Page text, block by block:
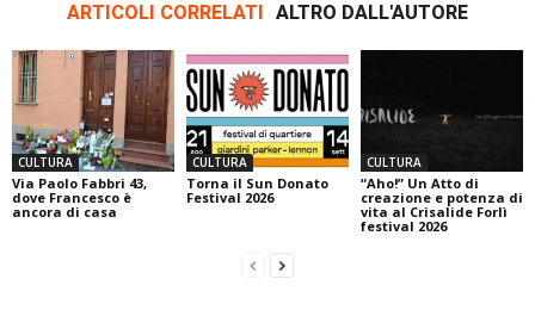
ARTICOLI CORRELATI ALTRO DALL'AUTORE
CULTURA
Via Paolo Fabbri 43,
dove Francesco è
ancora di casa
CULTURA
Torna il Sun Donato
Festival 2026
CULTURA
“Aho!” Un Atto di
creazione e potenza di
vita al Crisalide Forlì
festival 2026